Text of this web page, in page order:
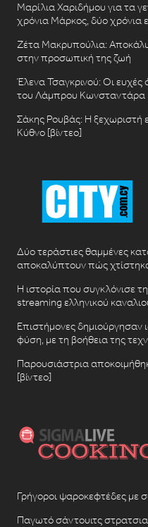
Μαρίλια Χαριδήμου για τα
χρόνια Μάρκος, δύο χρόνια
Ζέτα Μακρυπούλια:
στην προσωπική της ζωή
Έλενα Τσαγκρινού: Οι ευχές
του Λάμπρου Κωνσταντάρα
Σάκης Ρουβάς: Η ξεχωριστή
Κύθνο [βίντεο]
Δύο τεράστιες θαμμένες
αποκαλύπτουν πώς
Η ιστορία που συγκλόνισε
streaming ελληνικού
Επιστήμονες δημιούργησαν
φύση, με τη βοήθεια της
Παρουσιάστρια
[βίντεο]
Γρήγοροι ψαροκεφτέδες με
Παγωτό σάντουιτς